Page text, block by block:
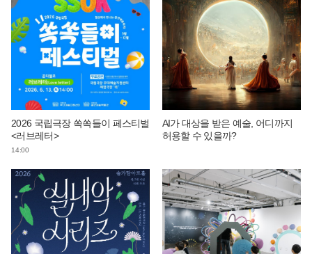
2026 국립극장 쏙쏙들이 페스티벌
<러브레터>
14:00
AI가 대상을 받은 예술, 어디까지
허용할 수 있을까?